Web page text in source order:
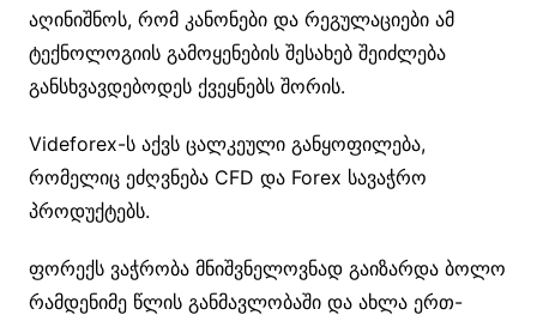
აღინიშნოს, რომ კანონები და რეგულაციები ამ
ტექნოლოგიის გამოყენების შესახებ შეიძლება
განსხვავდებოდეს ქვეყნებს შორის.
Videforex-ს აქვს ცალკეული განყოფილება,
რომელიც ეძღვნება CFD და Forex სავაჭრო
პროდუქტებს.
ფორექს ვაჭრობა მნიშვნელოვნად გაიზარდა ბოლო
რამდენიმე წლის განმავლობაში და ახლა ერთ-